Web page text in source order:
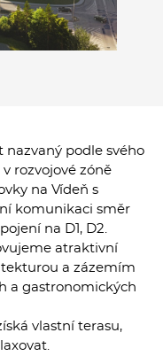
nazvaný podle svého
rozvojové zóně
na Vídeň s
komunikaci směr
na D1, D2.
atraktivní
a zázemím
a gastronomických
vlastní terasu,